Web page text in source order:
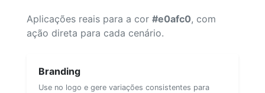
Aplicações reais para a cor #e0afc0, com
ação direta para cada cenário.
Branding
Use no logo e gere variações consistentes para